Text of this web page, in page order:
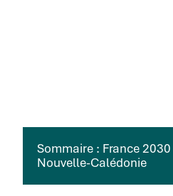
Sommaire : France
Nouvelle-Calédonie